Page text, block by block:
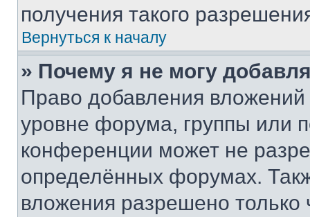
получения такого
Вернуться к началу
» Почему я не могу
Право добавления
уровне форума, группы или
конференции может не
определённых форумах.
вложения разрешено